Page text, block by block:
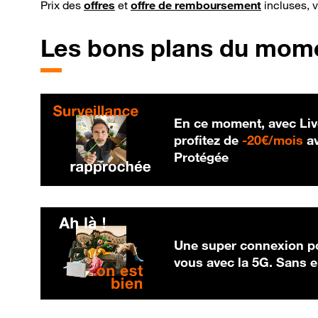
Prix des offres et offre de remboursement incluses,
Les bons plans du
En ce moment, avec
profitez de -20€/mois
Protégée
Une super connexion
vous avec la 5G. Sans